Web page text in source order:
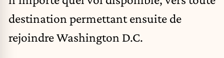
destination permettant ensuite de
rejoindre Washington D.C.